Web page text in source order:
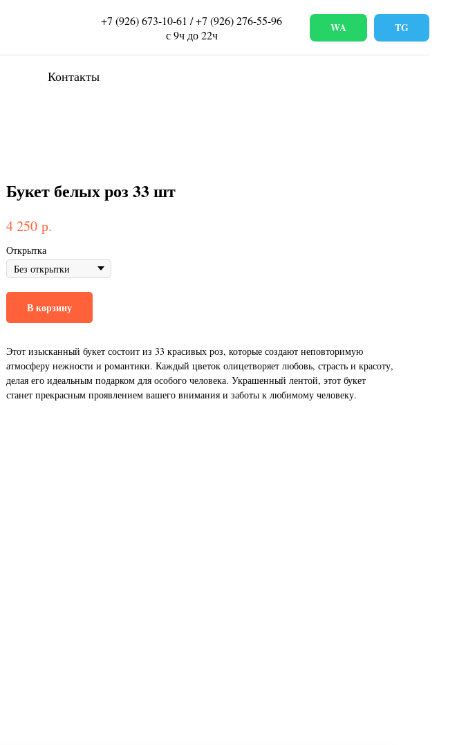
+7 (926) 673-10-61 / +7 (926) 276-55-96
с 9ч до 22ч
WA TG
Контакты
Букет белых роз 33 шт
4 250 р.
Открытка
В корзину
Этот изысканный букет состоит из 33 красивых роз, которые создают неповторимую
атмосферу нежности и романтики. Каждый цветок олицетворяет любовь, страсть и красоту,
делая его идеальным подарком для особого человека. Украшенный лентой, этот букет
станет прекрасным проявлением вашего внимания и заботы к любимому человеку.